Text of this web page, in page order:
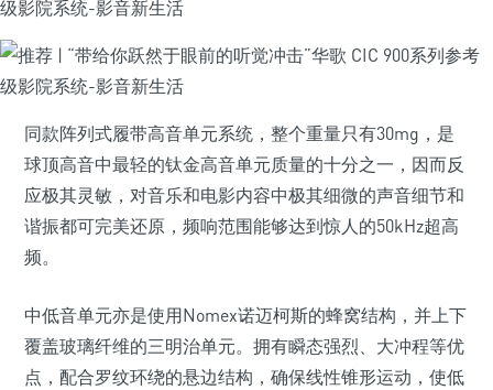
同款阵列式履带高音单元系统，整个重量只有30mg，是
球顶高音中最轻的钛金高音单元质量的十分之一，因而反
应极其灵敏，对音乐和电影内容中极其细微的声音细节和
谐振都可完美还原，频响范围能够达到惊人的50kHz超高
频。
中低音单元亦是使用Nomex诺迈柯斯的蜂窝结构，并上下
覆盖玻璃纤维的三明治单元。拥有瞬态强烈、大冲程等优
点，配合罗纹环绕的悬边结构，确保线性锥形运动，使低